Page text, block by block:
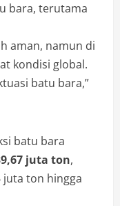
bara, terutama
aman, namun di
kondisi global.
batu bara,”
batu bara
juta ton,
juta ton hingga